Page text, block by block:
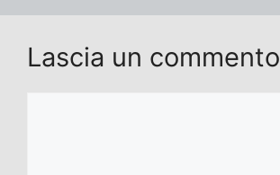
Lascia un commento